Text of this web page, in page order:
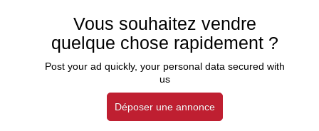
Vous souhaitez vendre
quelque chose rapidement ?
Post your ad quickly, your personal data secured with
us
Déposer une annonce